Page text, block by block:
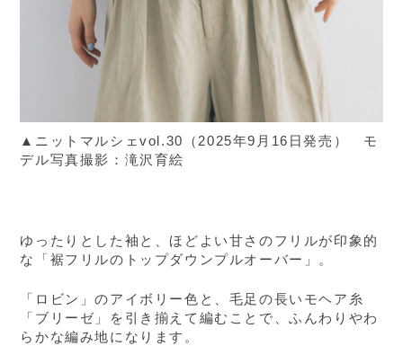
▲ニットマルシェvol.30（2025年9月16日発売） モ
デル写真撮影：滝沢育絵
ゆったりとした袖と、ほどよい甘さのフリルが印象的
な「裾フリルのトップダウンプルオーバー」。
「ロビン」のアイボリー色と、毛足の長いモヘア糸
「ブリーゼ」を引き揃えて編むことで、ふんわりやわ
らかな編み地になります。